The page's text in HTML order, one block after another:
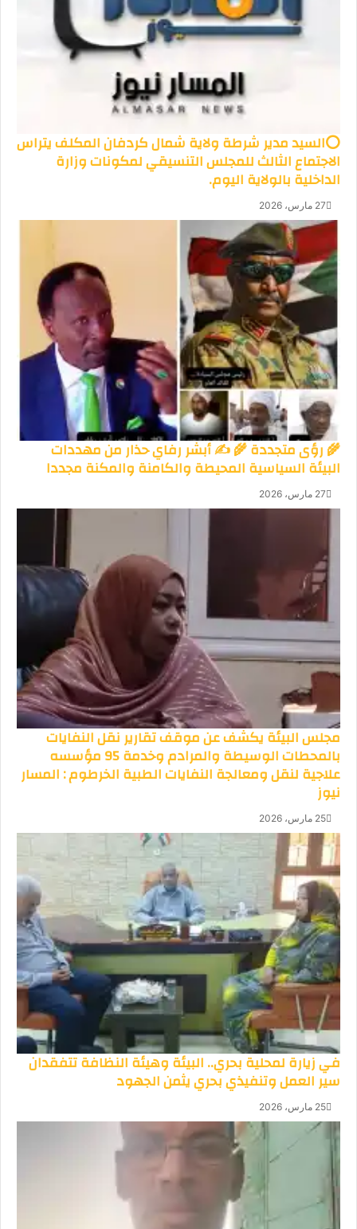
⭕السيد مدير شرطة ولاية شمال كردفان المكلف يتراس
الاجتماع الثالث للمجلس التنسيقي لمكونات وزارة
الداخلية بالولاية اليوم.
27 مارس، 2026
🌾 رؤى متجددة 🌾 ✍️ أبشر رفاي حذار من مهددات
البيئة السياسية المحيطة والكامنة والمكنة مجددا
27 مارس، 2026
مجلس البيئة يكشف عن موقف تقارير نقل النفايات
بالمحطات الوسيطة والمرادم وخدمة 95 مؤسسه
علاجية لنقل ومعالجة النفايات الطبية الخرطوم : المسار
نيوز
25 مارس، 2026
في زيارة لمحلية بحري.. البيئة وهيئة النظافة تتفقدان
سير العمل وتنفيذي بحري يثمن الجهود
25 مارس، 2026